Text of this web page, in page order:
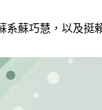
蘇巧慧，以及挺